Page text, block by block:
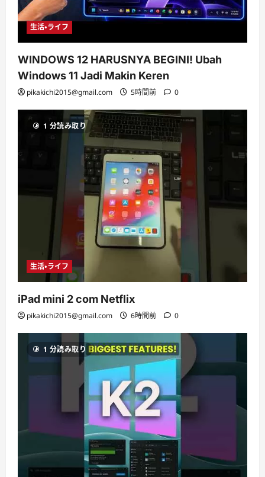
生活・ライフ
WINDOWS 12 HARUSNYA BEGINI! Ubah
Windows 11 Jadi Makin Keren
pikakichi2015@gmail.com 5時間前 0
1 分読み取り
生活・ライフ
iPad mini 2 com Netflix
pikakichi2015@gmail.com 6時間前 0
1 分読み取り